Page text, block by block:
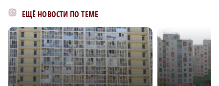
ЕЩЁ НОВОСТИ ПО ТЕМЕ